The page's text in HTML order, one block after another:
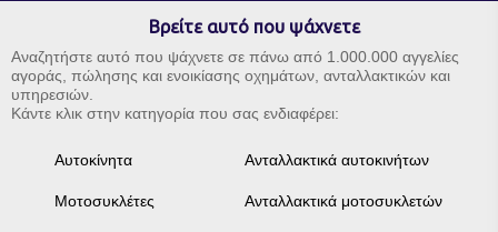
Βρείτε αυτό που ψάχνετε
Αναζητήστε αυτό που ψάχνετε σε πάνω από 1.000.000 αγγελίες
αγοράς, πώλησης και ενοικίασης οχημάτων, ανταλλακτικών και
υπηρεσιών.
Κάντε κλικ στην κατηγορία που σας ενδιαφέρει:
Αυτοκίνητα
Μοτοσυκλέτες
Ανταλλακτικά αυτοκινήτων
Ανταλλακτικά μοτοσυκλετών